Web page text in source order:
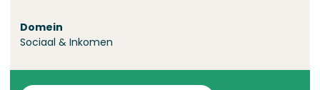
Domein
Sociaal & Inkomen